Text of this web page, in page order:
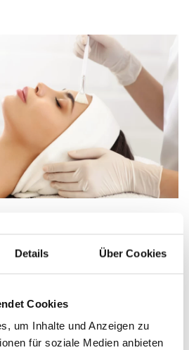
Details Über Cookies
Cookies
um Inhalte und Anzeigen zu
für soziale Medien anbieten